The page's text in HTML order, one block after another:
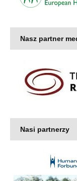
Nasz partner
Nasi partnerzy